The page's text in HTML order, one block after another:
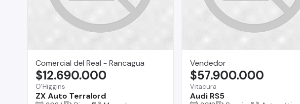
Comercial del Real - Rancagua
O'Higgins
ZX Auto Terralord
$12.690.000
Vendedor
Vitacura
Audi RS5
$57.900.000